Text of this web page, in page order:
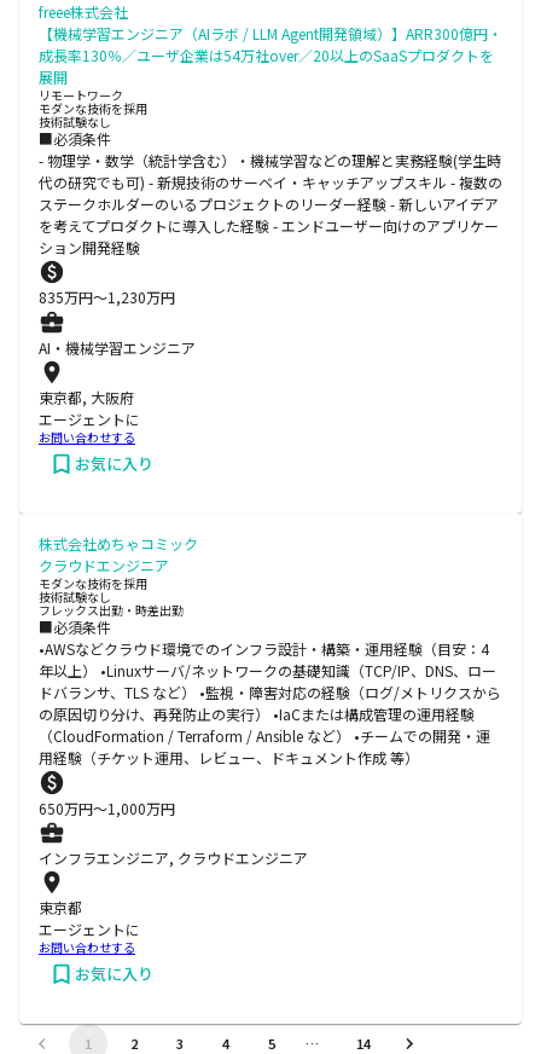
freee株式会社
【機械学習エンジニア（AIラボ / LLM Agent開発領域）】ARR300億円・
成長率130％／ユーザ企業は54万社over／20以上のSaaSプロダクトを
展開
リモートワーク
モダンな技術を採用
技術試験なし
■必須条件
- 物理学・数学（統計学含む）・機械学習などの理解と実務経験(学生時
代の研究でも可) - 新規技術のサーベイ・キャッチアップスキル - 複数の
ステークホルダーのいるプロジェクトのリーダー経験 - 新しいアイデア
を考えてプロダクトに導入した経験 - エンドユーザー向けのアプリケー
ション開発経験
835万円〜1,230万円
AI・機械学習エンジニア
東京都, 大阪府
エージェントに
お問い合わせする
お気に入り
株式会社めちゃコミック
クラウドエンジニア
モダンな技術を採用
技術試験なし
フレックス出勤・時差出勤
■必須条件
•AWSなどクラウド環境でのインフラ設計・構築・運用経験（目安：4
年以上） •Linuxサーバ/ネットワークの基礎知識（TCP/IP、DNS、ロー
ドバランサ、TLS など） •監視・障害対応の経験（ログ/メトリクスから
の原因切り分け、再発防止の実行） •IaCまたは構成管理の運用経験
（CloudFormation / Terraform / Ansible など） •チームでの開発・運
用経験（チケット運用、レビュー、ドキュメント作成 等）
650万円〜1,000万円
インフラエンジニア, クラウドエンジニア
東京都
エージェントに
お問い合わせする
お気に入り
1 2 3 4 5 … 14